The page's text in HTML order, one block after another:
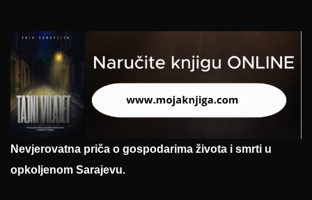
Nevjerovatna priča o gospodarima života i smrti u
opkoljenom Sarajevu.